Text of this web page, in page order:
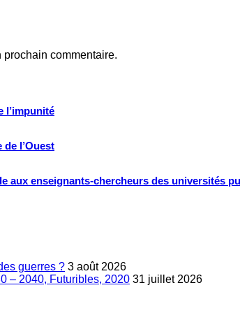
l’impunité
l’Ouest
aux enseignants-chercheurs des universités
prochain commentaire.
guerres ? 3 août 2026
– 2040, Futuribles, 2020 31 juillet 2026